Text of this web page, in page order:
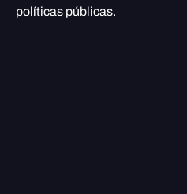
políticas públicas.